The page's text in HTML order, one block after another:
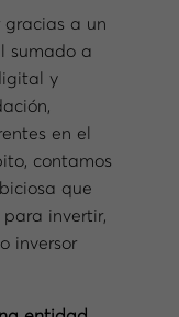
gracias a un
sumado a
y
en el
contamos
que
invertir,
inversor